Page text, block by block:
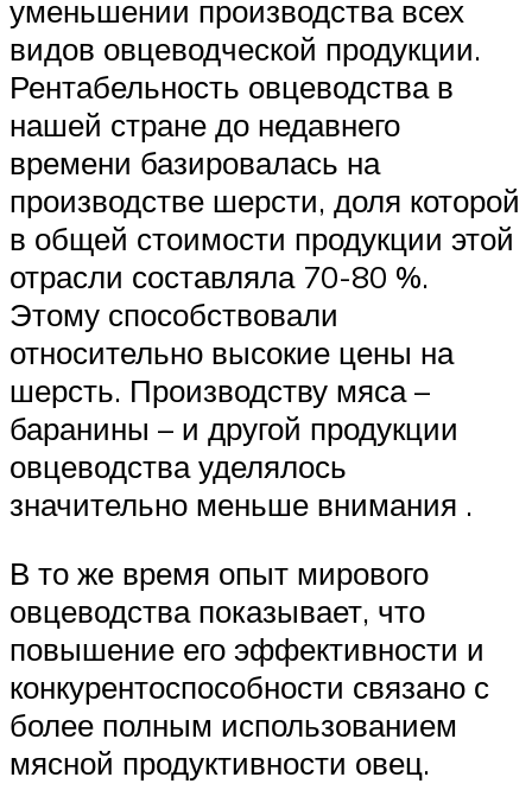
уменьшении производства всех
видов овцеводческой продукции.
Рентабельность овцеводства в
нашей стране до недавнего
времени базировалась на
производстве шерсти, доля которой
в общей стоимости продукции этой
отрасли составляла 70-80 %.
Этому способствовали
относительно высокие цены на
шерсть. Производству мяса –
баранины – и другой продукции
овцеводства уделялось
значительно меньше внимания .
В то же время опыт мирового
овцеводства показывает, что
повышение его эффективности и
конкурентоспособности связано с
более полным использованием
мясной продуктивности овец.